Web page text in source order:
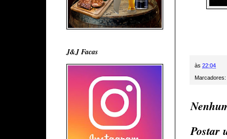
às 22:04
Marcadores:
Postar
J&J Facas